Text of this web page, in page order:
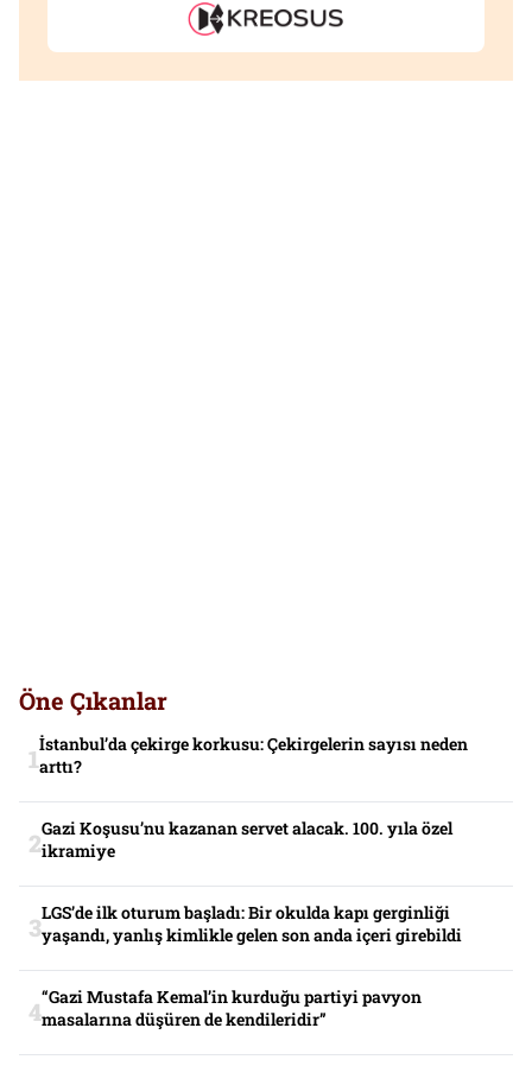
Öne Çıkanlar
İstanbul’da çekirge korkusu: Çekirgelerin sayısı neden
arttı?
Gazi Koşusu’nu kazanan servet alacak. 100. yıla özel
ikramiye
LGS’de ilk oturum başladı: Bir okulda kapı gerginliği
yaşandı, yanlış kimlikle gelen son anda içeri girebildi
“Gazi Mustafa Kemal’in kurduğu partiyi pavyon
masalarına düşüren de kendileridir”